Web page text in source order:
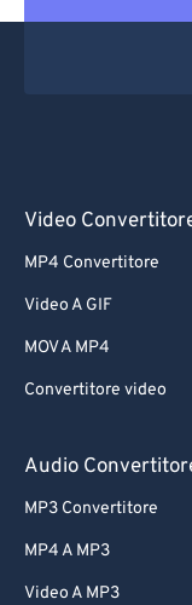
Video
MP4 Convertitore
Video A GIF
MOV A MP4
Convertitore video
Audio
MP3 Convertitore
MP4 A MP3
Video A MP3